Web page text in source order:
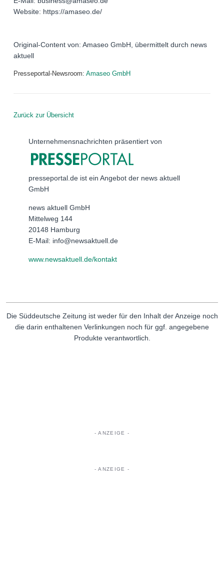
Website: https://amaseo.de/
Original-Content von: Amaseo GmbH, übermittelt durch news
aktuell
Presseportal-Newsroom: Amaseo GmbH
Zurück zur Übersicht
Unternehmensnachrichten präsentiert von
presseportal.de ist ein Angebot der news aktuell
GmbH
news aktuell GmbH
Mittelweg 144
20148 Hamburg
E-Mail: info@newsaktuell.de
www.newsaktuell.de/kontakt
Die Süddeutsche Zeitung ist weder für den Inhalt der Anzeige noch
die darin enthaltenen Verlinkungen noch für ggf. angegebene
Produkte verantwortlich.